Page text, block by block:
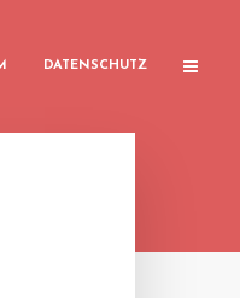
DATENSCHUTZ